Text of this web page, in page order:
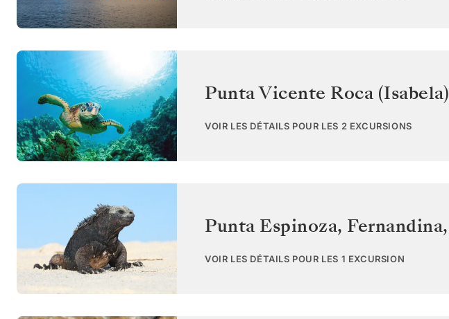
Punta Vicente Roca (Isabela)
VOIR LES DÉTAILS POUR LES 2 EXCURSIONS
Punta Espinoza, Fernandina,
VOIR LES DÉTAILS POUR LES 1 EXCURSION